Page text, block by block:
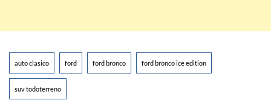
auto clasico ford ford bronco ford bronco ice edition
suv todoterreno